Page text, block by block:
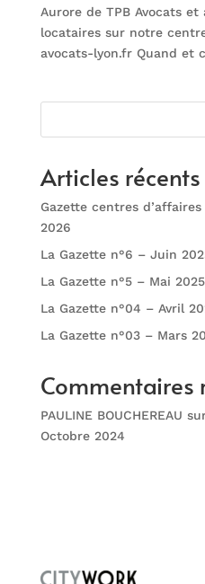
Aurore de TPB Avocats et
locataires sur notre
avocats-lyon.fr Quand et
Articles récents
Gazette centres
2026
La Gazette n°6 – Juin
La Gazette n°5 – Mai 2025
La Gazette n°04 – Avril
La Gazette n°03 – Mars
Commentaires
PAULINE BOUCHEREAU
Octobre 2024